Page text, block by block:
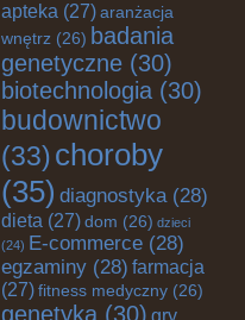
apteka (27) aranżacja
wnętrz (26) badania
genetyczne (30)
biotechnologia (30)
budownictwo
(33)choroby
(35) diagnostyka(28)
dieta (27) dom (26) dzieci
(24) E-commerce (28)
egzaminy (28) farmacja
(27) fitness medyczny (26)
genetyka (30) gry